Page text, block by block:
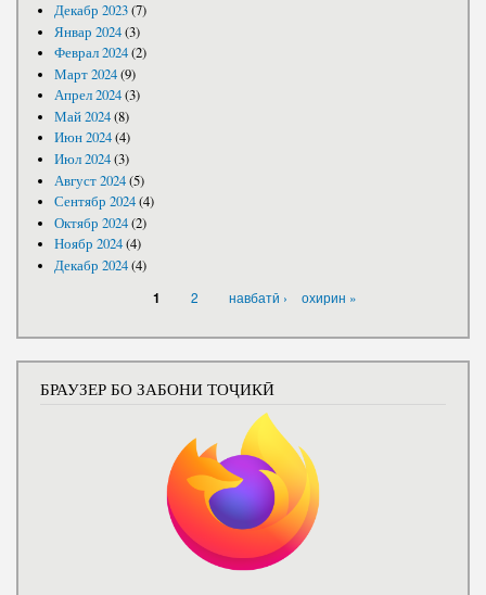
Декабр 2023(7)
Январ 2024(3)
Феврал 2024(2)
Март 2024(9)
Апрел 2024(3)
Май 2024(8)
Июн 2024(4)
Июл 2024(3)
Август 2024(5)
Сентябр 2024(4)
Октябр 2024(2)
Ноябр 2024(4)
Декабр 2024(4)
1 2 навбатӣ › охирин »
БРАУЗЕР БО ЗАБОНИ ТОҶИКӢ